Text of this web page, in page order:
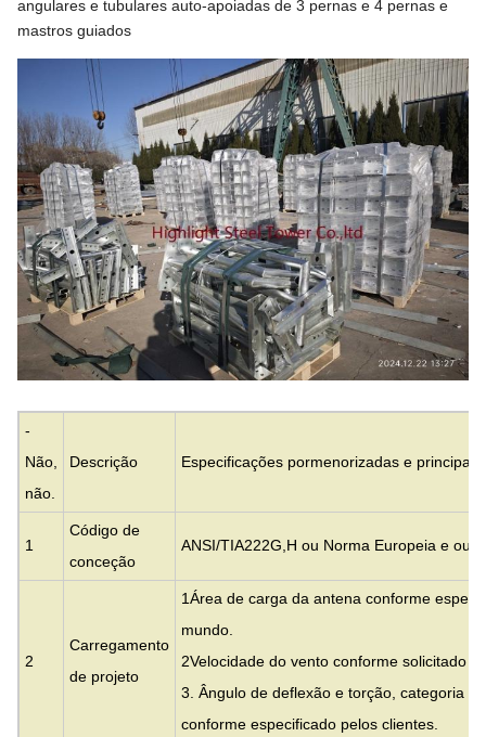
angulares e tubulares auto-apoiadas de 3 pernas e 4 pernas e
mastros guiados
-
Não,
não.
Descrição Especificações pormenorizadas e
1
Código de
conceção
ANSI/TIA222G,H ou Norma Europeia e
2
Carregamento
de projeto
1Área de carga da antena conforme
mundo.
2Velocidade do vento conforme solicitado
3. Ângulo de deflexão e torção, categoria
conforme especificado pelos clientes.